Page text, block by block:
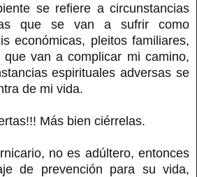
se refiere a circunstancias
que se van a sufrir como
económicas, pleitos familiares,
que van a complicar mi camino,
espirituales adversas se
de mi vida.
Más bien ciérrelas.
no es adúltero, entonces
de prevención para su vida,